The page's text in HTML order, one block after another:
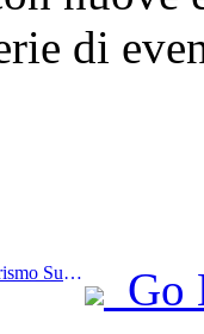
di
Prev:Ministro della Cultura e del Turismo Sun Yeli: Promuovere la costruzione di un polo turistico e arricchire l'offerta di prodotti turistici di alta qualità.
Go